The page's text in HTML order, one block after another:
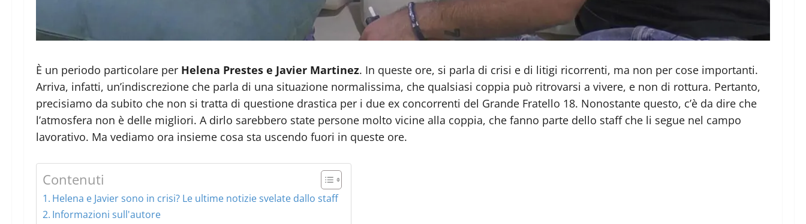
È un periodo particolare per Helena Prestes e Javier Martinez. In queste ore, si parla di crisi e di litigi ricorrenti, ma non per cose importanti.
Arriva, infatti, un’indiscrezione che parla di una situazione normalissima, che qualsiasi coppia può ritrovarsi a vivere, e non di rottura. Pertanto,
precisiamo da subito che non si tratta di questione drastica per i due ex concorrenti del Grande Fratello 18. Nonostante questo, c’è da dire che
l’atmosfera non è delle migliori. A dirlo sarebbero state persone molto vicine alla coppia, che fanno parte dello staff che li segue nel campo
lavorativo. Ma vediamo ora insieme cosa sta uscendo fuori in queste ore.
Contenuti
Helena e Javier sono in crisi? Le ultime notizie svelate dallo staff
Informazioni sull'autore